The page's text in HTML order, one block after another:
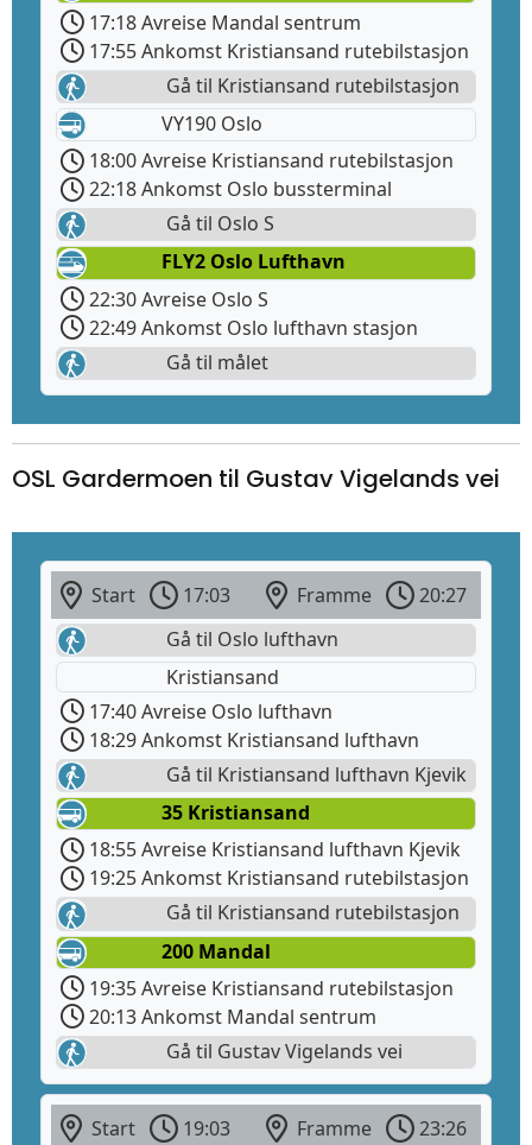
17:18 Avreise Mandal sentrum
17:55 Ankomst Kristiansand rutebilstasjon
Gå til Kristiansand rutebilstasjon
VY190 Oslo
18:00 Avreise Kristiansand rutebilstasjon
22:18 Ankomst Oslo bussterminal
Gå til Oslo S
FLY2 Oslo Lufthavn
22:30 Avreise Oslo S
22:49 Ankomst Oslo lufthavn stasjon
Gå til målet
OSL Gardermoen til Gustav Vigelands vei
Start 17:03 Framme
20:27
Gå til Oslo lufthavn
Kristiansand
17:40 Avreise Oslo lufthavn
18:29 Ankomst Kristiansand lufthavn
Gå til Kristiansand lufthavn Kjevik
35 Kristiansand
18:55 Avreise Kristiansand lufthavn Kjevik
19:25 Ankomst Kristiansand rutebilstasjon
Gå til Kristiansand rutebilstasjon
200 Mandal
19:35 Avreise Kristiansand rutebilstasjon
20:13 Ankomst Mandal sentrum
Gå til Gustav Vigelands vei
Start 19:03 Framme 23:26